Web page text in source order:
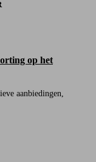
op het
aanbiedingen,